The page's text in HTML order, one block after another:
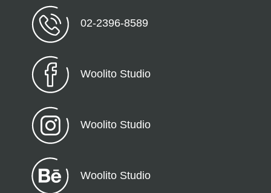
02-2396-8589
Woolito Studio
Woolito Studio
Woolito Studio